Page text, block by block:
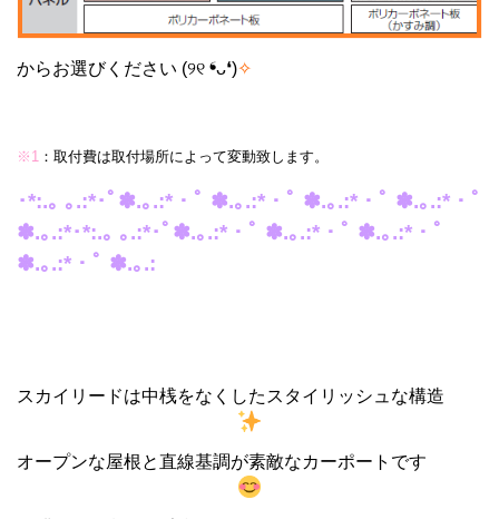
からお選びください (୨୧ ❛ᴗ❛)✧
※1 ： 取付費は取付場所によって変動致します。
･*:.｡ ｡.:*･ﾟ✽.｡.:*・ﾟ ✽.｡.:*・ﾟ ✽.｡.:*・ﾟ ✽.｡.:*・ﾟ
✽.｡.:*･*:.｡ ｡.:*･ﾟ✽.｡.:*・ﾟ ✽.｡.:*・ﾟ ✽.｡.:*・ﾟ
✽.｡.:*・ﾟ ✽.｡.:
スカイリードは中桟をなくしたスタイリッシュな構造
オープンな屋根と直線基調が素敵なカーポートです